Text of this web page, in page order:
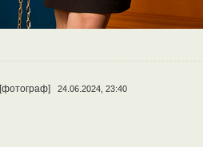
[фотограф] 24.06.2024, 23:40